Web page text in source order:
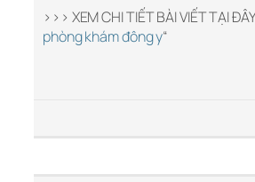
>>> XEM CHI TIẾT BÀI VIẾT TẠI
phòng khám đông y“